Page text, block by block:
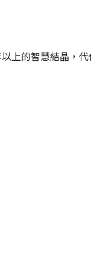
上的智慧結晶，